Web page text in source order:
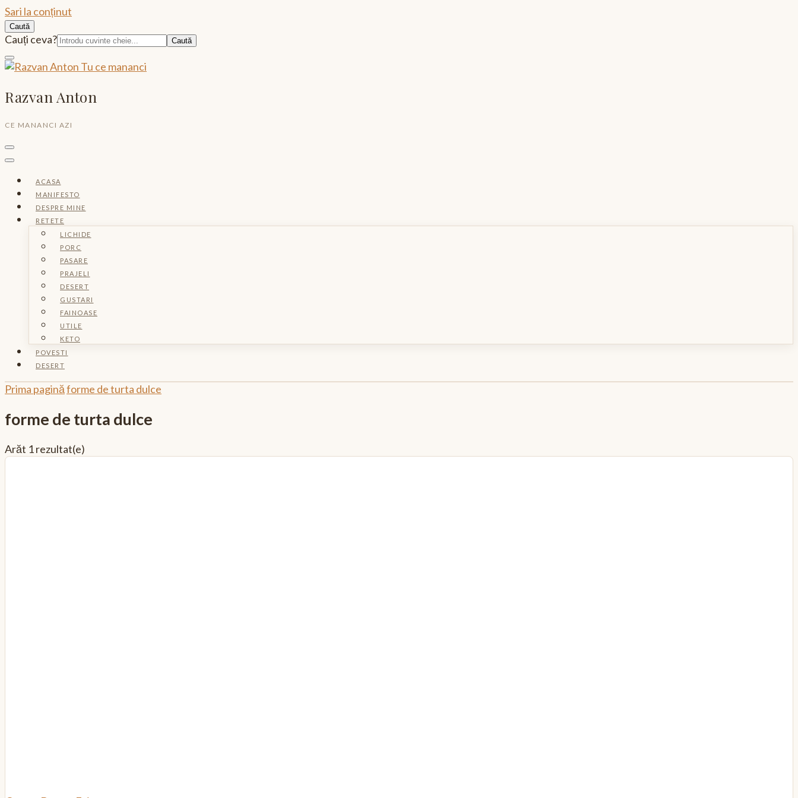
Sari la conținut
Caută
Caută:
Cauți ceva?
Razvan Anton
CE MANANCI AZI
ACASA
MANIFESTO
DESPRE MINE
RETETE
LICHIDE
PORC
PASARE
PRAJELI
DESERT
GUSTARI
FAINOASE
UTILE
KETO
POVESTI
DESERT
Prima paginăforme de turta dulce
forme de turta dulce
Arăt 1 rezultat(e)